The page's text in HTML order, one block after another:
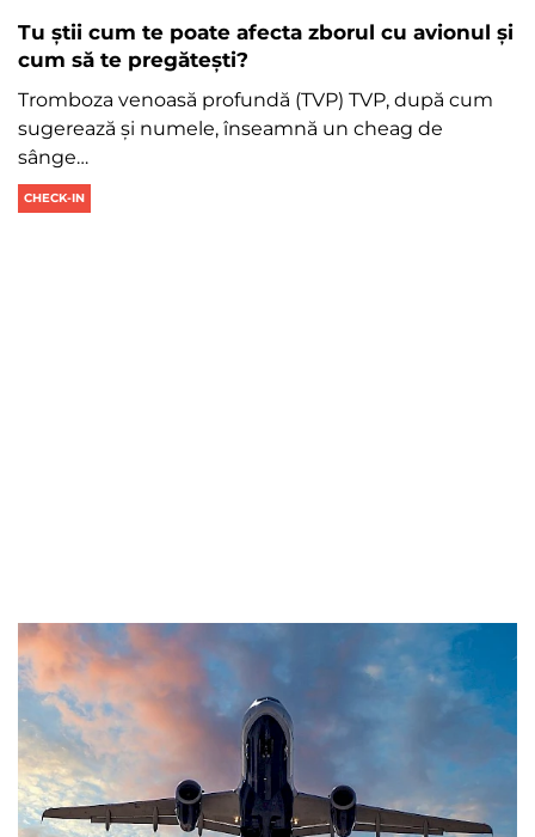
Tu știi cum te poate afecta zborul cu avionul și
cum să te pregătești?
​Tromboza venoasă profundă (TVP) TVP, după cum
sugerează și numele, înseamnă un cheag de
sânge…
CHECK-IN